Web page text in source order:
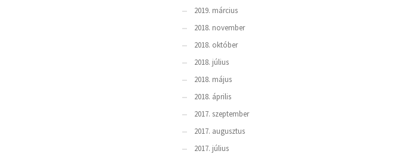
2019. március
2018. november
2018. október
2018. július
2018. május
2018. április
2017. szeptember
2017. augusztus
2017. július